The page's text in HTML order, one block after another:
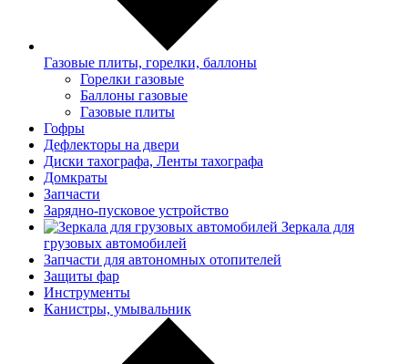
Газовые плиты, горелки, баллоны
Горелки газовые
Баллоны газовые
Газовые плиты
Гофры
Дефлекторы на двери
Диски тахографа, Ленты тахографа
Домкраты
Запчасти
Зарядно-пусковое устройство
Зеркала для
грузовых автомобилей
Запчасти для автономных отопителей
Защиты фар
Инструменты
Канистры, умывальник